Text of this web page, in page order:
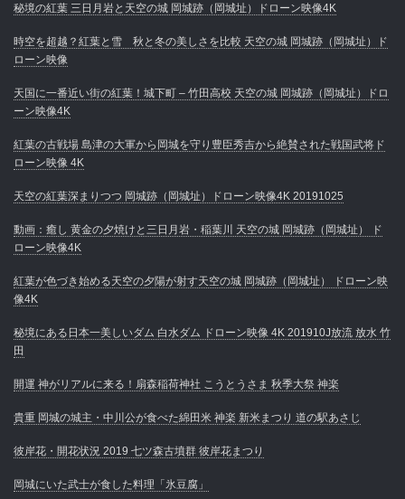
秘境の紅葉 三日月岩と天空の城 岡城跡（岡城址）ドローン映像4K
時空を超越？紅葉と雪 秋と冬の美しさを比較 天空の城 岡城跡（岡城址）ド
ローン映像
天国に一番近い街の紅葉！城下町 – 竹田高校 天空の城 岡城跡（岡城址）ドロ
ーン映像4K
紅葉の古戦場 島津の大軍から岡城を守り豊臣秀吉から絶賛された戦国武将ド
ローン映像 4K
天空の紅葉深まりつつ 岡城跡（岡城址）ドローン映像4K 20191025
動画：癒し 黄金の夕焼けと三日月岩・稲葉川 天空の城 岡城跡（岡城址） ド
ローン映像4K
紅葉が色づき始める天空の夕陽が射す天空の城 岡城跡（岡城址） ドローン映
像4K
秘境にある日本一美しいダム 白水ダム ドローン映像 4K 201910J放流 放水 竹
田
開運 神がリアルに来る！扇森稲荷神社 こうとうさま 秋季大祭 神楽
貴重 岡城の城主・中川公が食べた綿田米 神楽 新米まつり 道の駅あさじ
彼岸花・開花状況 2019 七ツ森古墳群 彼岸花まつり
岡城にいた武士が食した料理「氷豆腐」